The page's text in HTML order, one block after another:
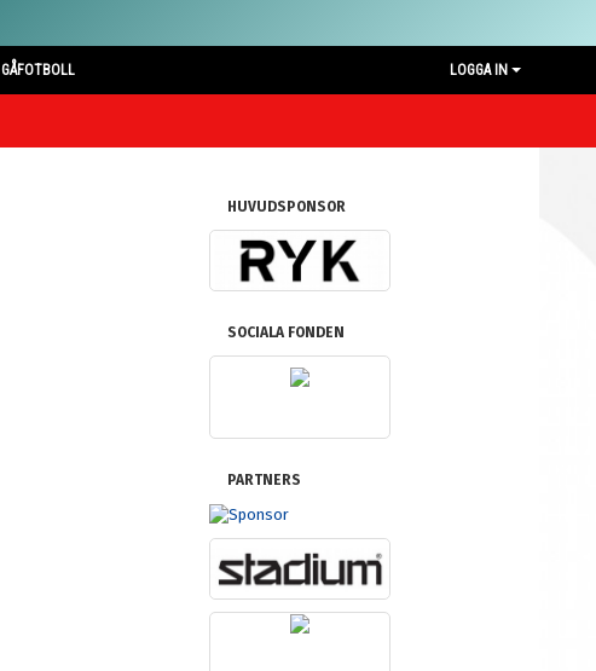
GÅFOTBOLL LOGGA IN
HUVUDSPONSOR
SOCIALA FONDEN
PARTNERS